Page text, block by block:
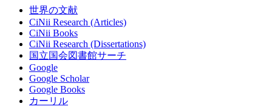
世界の文献
CiNii Research (Articles)
CiNii Books
CiNii Research (Dissertations)
国立国会図書館サーチ
Google
Google Scholar
Google Books
カーリル